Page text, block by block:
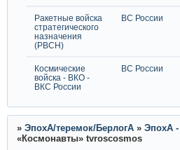
Ракетные войска
стратегического
назначения
(РВСН)
ВС России
Космические
войска - ВКО -
ВКС России
ВС России
» ЭпохА/теремок/БерлогА » ЭпохА -
«Космонавты» tvroscosmos